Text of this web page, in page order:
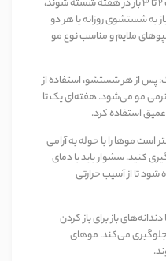
۲تا۳بار در هفته شسته شوند،
شستشوی روزانه یا هر دو
ملایم و مناسب نوع مو
:پس از هر شستشو، استفاده از
مو می‌شود. هفته‌ای یک تا
استفاده کرد.
است موها را با حوله به آرامی
کنید. سشوار باید با دمای
شود تا از آسیب حرارتی
دندانه‌های باز برای باز کردن
می‌کند. موهای
.